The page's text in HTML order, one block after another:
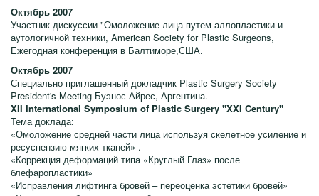
Октябрь 2007
Участник дискуссии "Омоложение лица путем аллопластики и
аутологичной техники, American Society for Plastic Surgeons,
Ежегодная конференция в Балтиморе,США.
Октябрь 2007
Специально приглашенный докладчик Plastic Surgery Society
President's Meeting Буэнос-Айрес, Аргентина.
XII International Symposium of Plastic Surgery "XXI Century"
Тема доклада:
«Омоложение средней части лица используя скелетное усиление и
ресуспензию мягких тканей» .
«Коррекция деформаций типа «Круглый Глаз» после
блефаропластики»
«Исправления лифтинга бровей – переоценка эстетики бровей»